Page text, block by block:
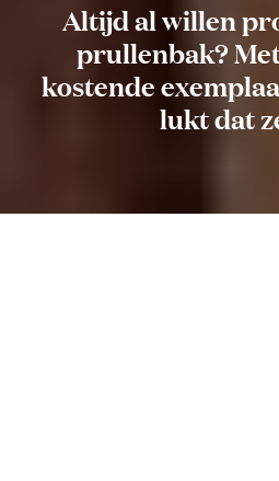
Altijd al willen
prullenbak?
kostende
lukt dat